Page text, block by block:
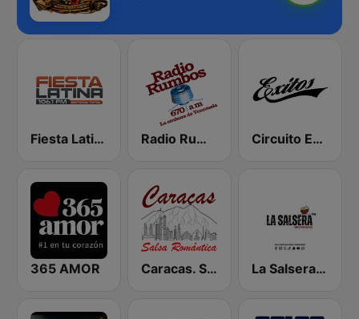
Fiesta Latina 106.1 FM Radio Rumbos Circuito Exitos 99.9 FM
365 AMOR Caracas. Salsa Romántica La Salsera FM